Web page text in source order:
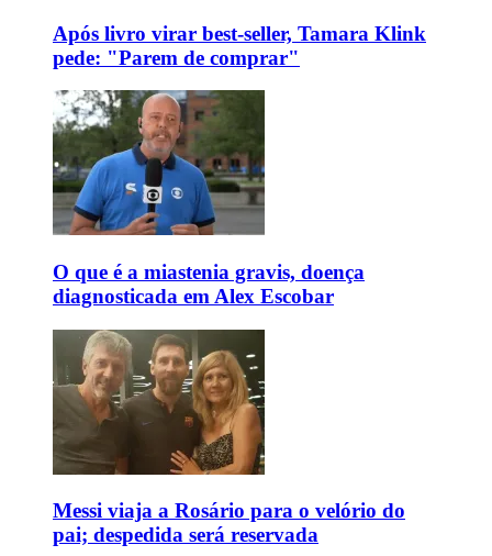
Após livro virar best-seller, Tamara Klink
pede: "Parem de comprar"
O que é a miastenia gravis, doença
diagnosticada em Alex Escobar
Messi viaja a Rosário para o velório do
pai; despedida será reservada